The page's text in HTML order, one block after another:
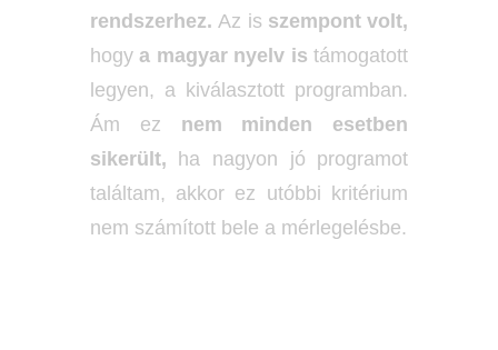
rendszerhez.Az is szempont volt,
hogy a magyar nyelv is támogatott
legyen, a kiválasztott programban.
Ám ez nem minden esetben
sikerült, ha nagyon jó programot
találtam, akkor ez utóbbi kritérium
nem számított bele a mérlegelésbe.